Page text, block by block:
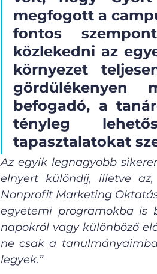
megfogott a
fontos
közlekedni az
környezet
gördülékenyen
befogadó, a
tényleg
tapasztalatokat
Az egyik legnagyobb
elnyert különdíj, illetve
Nonprofit Marketing
egyetemi programokba is
napokról vagy különböző
ne csak a
legyek.”